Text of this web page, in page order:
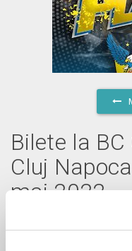
Bilete la BC
Cluj
mai 2022